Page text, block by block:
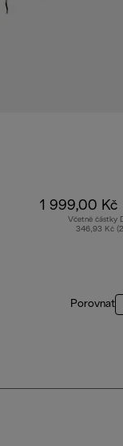
1 999,00 Kč
Včetně částky
346,93 Kč
Porovnat